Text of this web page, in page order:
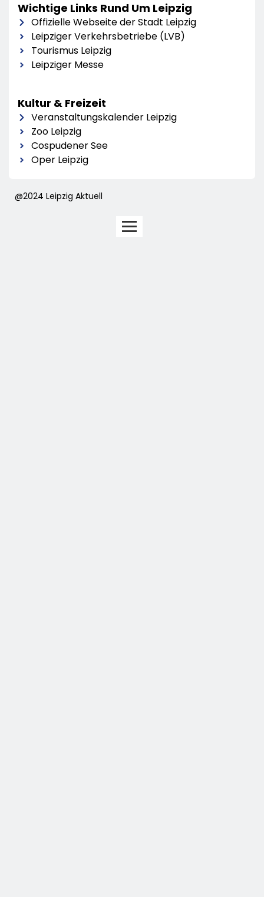
Wichtige Links Rund Um Leipzig
Offizielle Webseite der Stadt Leipzig
Leipziger Verkehrsbetriebe (LVB)
Tourismus Leipzig
Leipziger Messe
Kultur & Freizeit
Veranstaltungskalender Leipzig
Zoo Leipzig
Cospudener See
Oper Leipzig
@2024 Leipzig Aktuell